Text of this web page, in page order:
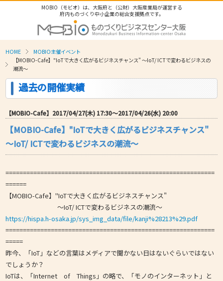
MOBIO（モビオ）は、大阪府と（公財）大阪産業局が運営する
府内ものづくり中小企業の総合支援拠点です。
HOME
MOBIO主催イベント
【MOBIO-Cafe】"IoTで大きく広がるビジネスチャンス" ～IoT/ ICTで変わるビジネスの
潮流～
過去の開催実績
【MOBIO-Cafe】2017/04/27(木) 17:30〜2017/04/26(水) 20:00
【MOBIO-Cafe】"IoTで大きく広がるビジネスチャンス"
～IoT/ ICTで変わるビジネスの潮流～
============================================================
======
【MOBIO-Cafe】"IoTで大きく広がるビジネスチャンス"
～IoT/ ICTで変わるビジネスの潮流～
https://hispa.h-osaka.jp/sys_img_data/file/kanji%28213%29.pdf
============================================================
=====
昨今、「IoT」などの言葉はメディアで聞かない日はないぐらいではない
でしょうか？
IoTは、「Internet of Things」の略で、「モノのインターネット」と